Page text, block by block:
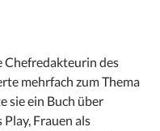
des
mehrfach zum Thema
sie ein Buch über
Frauen als